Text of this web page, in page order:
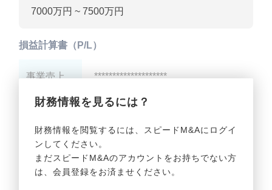
7000万円 ~ 7500万円
財務情報を見るには？
財務情報を閲覧するには、スピードM&Aにログイ
ンしてください。
まだスピードM&Aのアカウントをお持ちでない方
は、会員登録をお済ませください。
損益計算書（P/L）
事業売上 ********************
事業利益 ********************
貸借対照表（B/S）
事業資産 ********************